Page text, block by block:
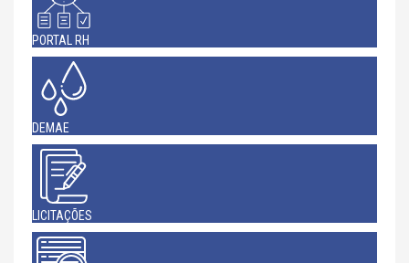
PORTAL RH
DEMAE
LICITAÇÕES